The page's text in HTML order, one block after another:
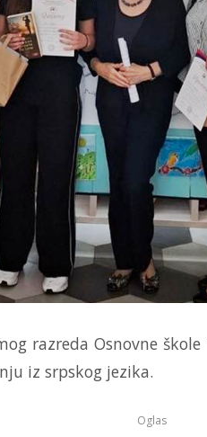
razreda Osnovne
iz srpskog jezika.
Oglas